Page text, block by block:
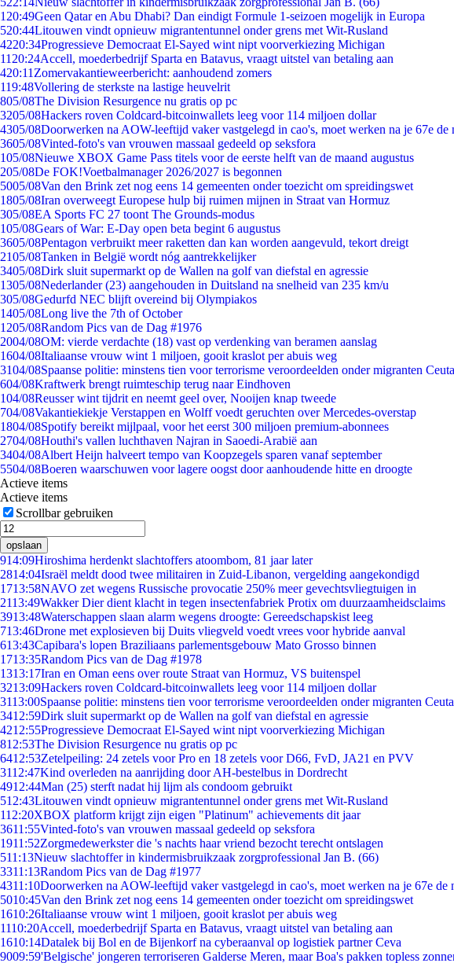
1 20:49Geen Qatar en Abu Dhabi? Dan eindigt Formule 1-seizoen mogelijk in Europa
520:44Litouwen vindt opnieuw migrantentunnel onder grens met Wit-Rusland
4220:34Progressieve Democraat El-Sayed wint nipt voorverkiezing Michigan
11 20:24Accell, moederbedrijf Sparta en Batavus, vraagt uitstel van betaling aan
420:11 Zomervakantieweerbericht: aanhoudend zomers
119:48Vollering de sterkste na lastige heuvelrit
805/08The Division Resurgence nu gratis op pc
3205/08Hackers roven Coldcard-bitcoinwallets leeg voor 114 miljoen dollar
4305/08Doorwerken na AOW-leeftijd vaker vastgelegd in cao's, moet werken na je 67e de
3605/08Vinted-foto's van vrouwen massaal gedeeld op seksfora
105/08Nieuwe XBOX Game Pass titels voor de eerste helft van de maand augustus
205/08De FOK!Voetbalmanager 2026/2027 is begonnen
5005/08Van den Brink zet nog eens 14 gemeenten onder toezicht om spreidingswet
1805/08Iran overweegt Europese hulp bij ruimen mijnen in Straat van Hormuz
305/08EA Sports FC 27 toont The Grounds-modus
105/08Gears of War: E-Day open beta begint 6 augustus
3605/08Pentagon verbruikt meer raketten dan kan worden aangevuld, tekort dreigt
2105/08Tanken in België wordt nóg aantrekkelijker
3405/08Dirk sluit supermarkt op de Wallen na golf van diefstal en agressie
1305/08Nederlander (23) aangehouden in Duitsland na snelheid van 235 km/u
305/08Gedurfd NEC blijft overeind bij Olympiakos
1405/08Long live the 7th of October
1205/08Random Pics van de Dag #1976
2004/08OM: vierde verdachte (18) vast op verdenking van beramen aanslag
1604/08Italiaanse vrouw wint 1 miljoen, gooit kraslot per abuis weg
3104/08Spaanse politie: minstens tien voor terrorisme veroordeelden onder migranten Ceuta
604/08Kraftwerk brengt ruimteschip terug naar Eindhoven
104/08Reusser wint tijdrit en neemt geel over, Nooijen knap tweede
704/08Vakantiekiekje Verstappen en Wolff voedt geruchten over Mercedes-overstap
1804/08Spotify bereikt mijlpaal, voor het eerst 300 miljoen premium-abonnees
2704/08Houthi's vallen luchthaven Najran in Saoedi-Arabië aan
3404/08Albert Heijn halveert tempo van Koopzegels sparen vanaf september
5504/08Boeren waarschuwen voor lagere oogst door aanhoudende hitte en droogte
Actieve items
Actieve items
Scrollbar gebruiken
opslaan
914:09Hiroshima herdenkt slachtoffers atoombom, 81 jaar later
2814:04Israël meldt dood twee militairen in Zuid-Libanon, vergelding aangekondigd
1713:58NAVO zet wegens Russische provocatie 250% meer gevechtsvliegtuigen in
2113:49Wakker Dier dient klacht in tegen insectenfabriek Protix om duurzaamheidsclaims
3913:48Waterschappen slaan alarm wegens droogte: Gereedschapskist leeg
713:46Drone met explosieven bij Duits vliegveld voedt vrees voor hybride aanval
613:43Capibara's lopen Braziliaans parlementsgebouw Mato Grosso binnen
1713:35Random Pics van de Dag #1978
1313:17Iran en Oman eens over route Straat van Hormuz, VS buitenspel
3213:09Hackers roven Coldcard-bitcoinwallets leeg voor 114 miljoen dollar
3113:00Spaanse politie: minstens tien voor terrorisme veroordeelden onder migranten Ceuta
3412:59Dirk sluit supermarkt op de Wallen na golf van diefstal en agressie
4212:55Progressieve Democraat El-Sayed wint nipt voorverkiezing Michigan
812:53The Division Resurgence nu gratis op pc
6412:53Zetelpeiling: 24 zetels voor Pro en 18 zetels voor D66, FvD, JA21 en PVV
3112:47Kind overleden na aanrijding door AH-bestelbus in Dordrecht
4912:44Man (25) sterft nadat hij lijm als condoom gebruikt
512:43Litouwen vindt opnieuw migrantentunnel onder grens met Wit-Rusland
112:20XBOX platform krijgt zijn eigen "Platinum" achievements dit jaar
3611:55Vinted-foto's van vrouwen massaal gedeeld op seksfora
1911:52Zorgmedewerkster die 's nachts haar vriend bezocht terecht ontslagen
511:13Nieuw slachtoffer in kindermisbruikzaak zorgprofessional Jan B. (66)
3311:13Random Pics van de Dag #1977
4311:10Doorwerken na AOW-leeftijd vaker vastgelegd in cao's, moet werken na je 67e de
5010:45Van den Brink zet nog eens 14 gemeenten onder toezicht om spreidingswet
1610:26Italiaanse vrouw wint 1 miljoen, gooit kraslot per abuis weg
1110:20Accell, moederbedrijf Sparta en Batavus, vraagt uitstel van betaling aan
1610:14Datalek bij Bol en de Bijenkorf na cyberaanval op logistiek partner Ceva
9009:59'Belgische' jongeren terroriseren Galderse Meren, maar Boa's pakken topless